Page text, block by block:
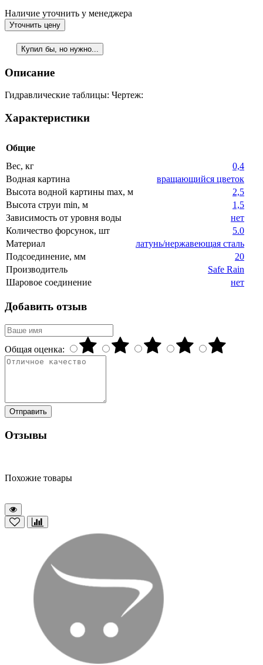
Наличие уточнить у менеджера
Уточнить цену
Купил бы, но нужно...
Описание
Гидравлические таблицы: Чертеж:
Характеристики
Общие
Вес, кг
0,4
Водная картина
вращающийся цветок
Высота водной картины max, м
2,5
Высота струи min, м
1,5
Зависимость от уровня воды
нет
Количество форсунок, шт
5.0
Материал
латунь/нержавеющая сталь
Подсоединение, мм
20
Производитель
Safe Rain
Шаровое соединение
нет
Добавить отзыв
Общая оценка:
Отправить
Отзывы
Похожие товары